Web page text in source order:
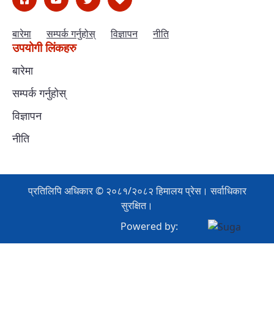
बारेमा सम्पर्क गर्नुहोस् विज्ञापन नीति
उपयोगी लिंकहरु
बारेमा
सम्पर्क गर्नुहोस्
विज्ञापन
नीति
प्रतिलिपि अधिकार © २०८१/२०८२ हिमालय प्रेस। सर्वाधिकार
सुरक्षित।
Powered by: